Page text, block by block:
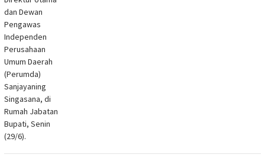
dan Dewan
Pengawas
Independen
Perusahaan
Umum Daerah
(Perumda)
Sanjayaning
Singasana, di
Rumah Jabatan
Bupati, Senin
(29/6).